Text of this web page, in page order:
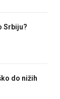
Srbiju?
do nižih